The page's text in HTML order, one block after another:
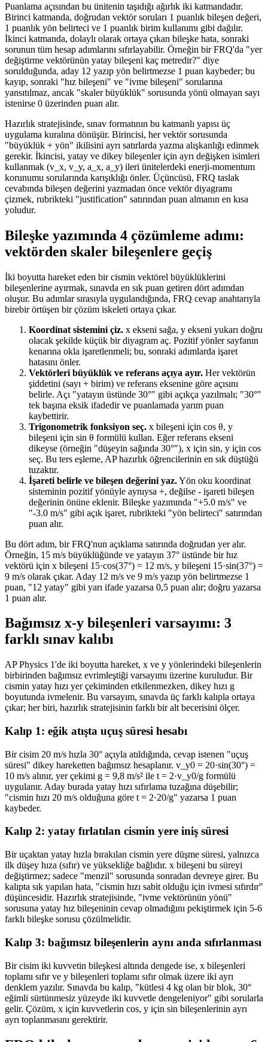
Puanlama açısından bu ünitenin taşıdığı ağırlık iki katmandadır.
Birinci katmanda, doğrudan vektör soruları 1 puanlık bileşen değeri,
1 puanlık yön belirteci ve 1 puanlık birim kullanımı gibi dağılır.
İkinci katmanda, dolaylı olarak ortaya çıkan bileşke hata, sonraki
sorunun tüm hesap adımlarını sıfırlayabilir. Örneğin bir FRQ'da "yer
değiştirme vektörünün yatay bileşeni kaç metredir?" diye
sorulduğunda, aday 12 yazıp yön belirtmezse 1 puan kaybeder; bu
kayıp, sonraki "hız bileşeni" ve "ivme bileşeni" sorularına
yansıtılmaz, ancak "skaler büyüklük" sorusunda yönü olmayan sayı
istenirse 0 üzerinden puan alır.
Hazırlık stratejisinde, sınav formatının bu katmanlı yapısı üç
uygulama kuralına dönüşür. Birincisi, her vektör sorusunda
"büyüklük + yön" ikilisini ayrı satırlarda yazma alışkanlığı edinmek
gerekir. İkincisi, yatay ve dikey bileşenler için ayrı değişken isimleri
kullanmak (v_x, v_y, a_x, a_y) ileri ünitelerdeki enerji-momentum
korunumu sorularında karışıklığı önler. Üçüncüsü, FRQ taslak
cevabında bileşen değerini yazmadan önce vektör diyagramı
çizmek, rubrikteki "justification" satırından puan almanın en kısa
yoludur.
Bileşke yazımında 4 çözümleme adımı:
vektörden skaler bileşenlere geçiş
İki boyutta hareket eden bir cismin vektörel büyüklüklerini
bileşenlerine ayırmak, sınavda en sık puan getiren dört adımdan
oluşur. Bu adımlar sırasıyla uygulandığında, FRQ cevap anahtarıyla
birebir örtüşen bir çözüm iskeleti ortaya çıkar.
Koordinat sistemini çiz. x ekseni sağa, y ekseni yukarı doğru
olacak şekilde küçük bir diyagram aç. Pozitif yönler sayfanın
kenarına okla işaretlenmeli; bu, sonraki adımlarda işaret
hatasını önler.
Vektörleri büyüklük ve referans açıya ayır. Her vektörün
şiddetini (sayı + birim) ve referans eksenine göre açısını
belirle. Açı "yatayın üstünde 30°" gibi açıkça yazılmalı; "30°"
tek başına eksik ifadedir ve puanlamada yarım puan
kaybettirir.
Trigonometrik fonksiyon seç. x bileşeni için cos θ, y
bileşeni için sin θ formülü kullan. Eğer referans ekseni
dikeyse (örneğin "düşeyin sağında 30°"), x için sin, y için cos
seç. Bu ters eşleme, AP hazırlık öğrencilerinin en sık düştüğü
tuzaktır.
İşareti belirle ve bileşen değerini yaz.Yön oku koordinat
sisteminin pozitif yönüyle aynıysa +, değilse - işareti bileşen
değerinin önüne eklenir. Bileşke yazımında "+5.0 m/s" ve
"-3.0 m/s" gibi açık işaret, rubrikteki "yön belirteci" satırından
puan alır.
Bu dört adım, bir FRQ'nun açıklama satırında doğrudan yer alır.
Örneğin, 15 m/s büyüklüğünde ve yatayın 37° üstünde bir hız
vektörü için x bileşeni 15·cos(37°) = 12 m/s, y bileşeni 15·sin(37°) =
9 m/s olarak çıkar. Aday 12 m/s ve 9 m/s yazıp yön belirtmezse 1
puan, "12 yatay" gibi yarı ifade yazarsa 0,5 puan alır; doğru yazarsa
1 puan alır.
Bağımsız x-y bileşenleri varsayımı: 3
farklı sınav kalıbı
AP Physics 1'de iki boyutta hareket, x ve y yönlerindeki bileşenlerin
birbirinden bağımsız evrimleştiği varsayımı üzerine kuruludur. Bir
cismin yatay hızı yer çekiminden etkilenmezken, dikey hızı g
boyutunda ivmelenir. Bu varsayım, sınavda üç farklı kalıpla ortaya
çıkar; her biri, hazırlık stratejisinin farklı bir alt becerisini ölçer.
Kalıp 1: eğik atışta uçuş süresi hesabı
Bir cisim 20 m/s hızla 30° açıyla atıldığında, cevap istenen "uçuş
süresi" dikey hareketten bağımsız hesaplanır. v_y0 = 20·sin(30°) =
10 m/s alınır, yer çekimi g = 9,8 m/s² ile t = 2·v_y0/g formülü
uygulanır. Aday burada yatay hızı sıfırlama tuzağına düşebilir;
"cismin hızı 20 m/s olduğuna göre t = 2·20/g" yazarsa 1 puan
kaybeder.
Kalıp 2: yatay fırlatılan cismin yere iniş süresi
Bir uçaktan yatay hızla bırakılan cismin yere düşme süresi, yalnızca
ilk düşey hıza (sıfır) ve yüksekliğe bağlıdır. x bileşeni bu süreyi
değiştirmez; sadece "menzil" sorusunda sonradan devreye girer. Bu
kalıpta sık yapılan hata, "cismin hızı sabit olduğu için ivmesi sıfırdır"
düşüncesidir. Hazırlık stratejisinde, "ivme vektörünün yönü"
sorusuna yatay hız bileşeninin cevap olmadığını pekiştirmek için 5-6
farklı bileşke sorusu çözülmelidir.
Kalıp 3: bağımsız bileşenlerin aynı anda sıfırlanması
Bir cisim iki kuvvetin bileşkesi altında dengede ise, x bileşenleri
toplamı sıfır ve y bileşenleri toplamı sıfır olmak üzere iki ayrı
denklem yazılır. Sınavda bu kalıp, "kütlesi 4 kg olan bir blok, 30°
eğimli sürtünmesiz yüzeyde iki kuvvetle dengeleniyor" gibi sorularla
gelir. Çözüm, x için kuvvetlerin cos, y için sin bileşenlerinin ayrı
ayrı toplanmasını gerektirir.